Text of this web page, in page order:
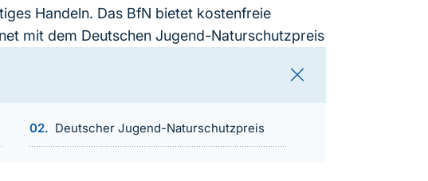
Handeln. Das BfN bietet kostenfreie
mit dem Deutschen Jugend-Naturschutzpreis
Deutscher Jugend-Naturschutzpreis